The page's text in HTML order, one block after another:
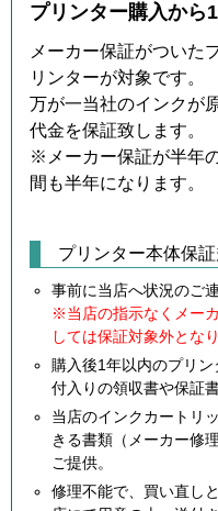
プリンター購入から
メーカー保証がついた
リンターが対象です。
万が一当社のインクが
代金を保証致します。
※メーカー保証が半年
間も半年になります。
プリンター本体保
事前に当店へ状況のご
※当店の指示なくメー
しては保証対象外となり
購入後1年以内のプリ
付入りの領収書や保証
当店のインクカートリ
きる書類（メーカー修
ご提供。
修理不能で、買い直し